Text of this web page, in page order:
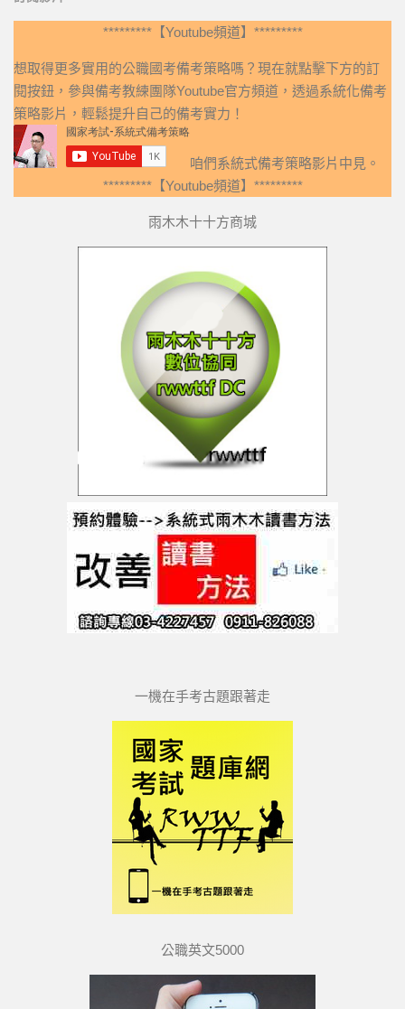
*********【Youtube頻道】*********
想取得更多實用的公職國考備考策略嗎？現在就點擊下方的訂
閱按鈕，參與備考教練團隊Youtube官方頻道，透過系統化備考
策略影片，輕鬆提升自己的備考實力！
咱們系統式備考策略影片中見。
*********【Youtube頻道】*********
雨木木十十方商城
一機在手考古題跟著走
公職英文5000